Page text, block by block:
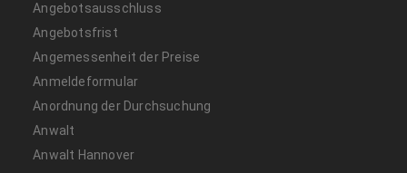
Angebotsausschluss
Angebotsfrist
Angemessenheit der Preise
Anmeldeformular
Anordnung der Durchsuchung
Anwalt
Anwalt Hannover